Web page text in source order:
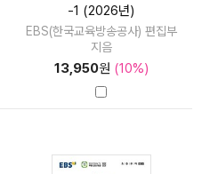
-1 (2026년)
EBS(한국교육방송공사) 편집부
지음
13,950원 (10%)